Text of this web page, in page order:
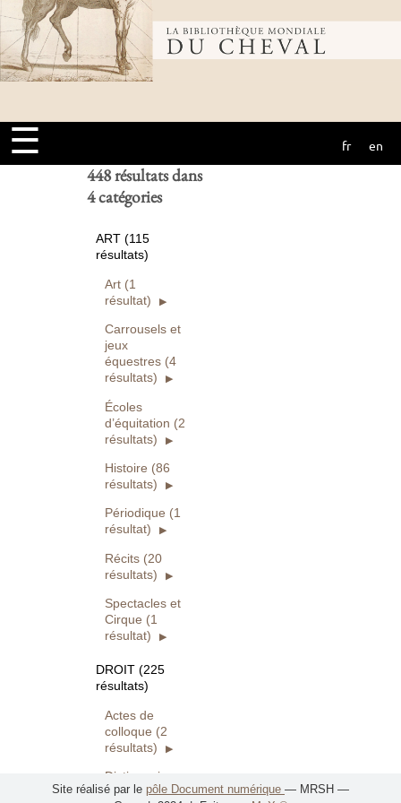
Bibliothèque
mondiale du
cheval
☰ fr en
Ouvrages
numérisés seuls
Réinitialiser
448 résultats dans
4 catégories
ART (115
résultats)
Art (1
résultat)
Carrousels et
jeux
équestres (4
résultats)
Écoles
d’équitation (2
résultats)
Histoire (86
résultats)
Périodique (1
résultat)
Récits (20
résultats)
Spectacles et
Cirque (1
résultat)
DROIT (225
résultats)
Actes de
colloque (2
résultats)
Dictionnaires,
lexiques et
Site réalisé par le pôle Document numérique — MRSH —